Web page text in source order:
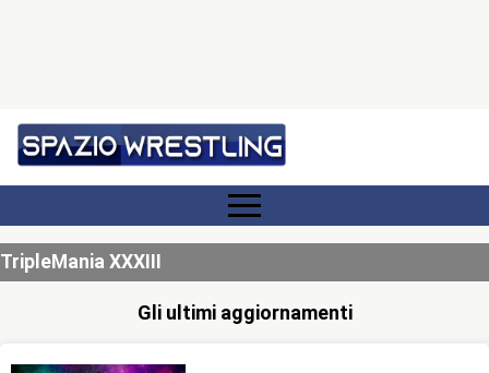
TripleMania XXXIII
Gli ultimi aggiornamenti